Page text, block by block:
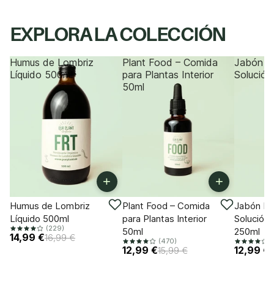
EXPLORA LA COLECCIÓN
Humus de Lombriz
Líquido 500ml
-11%
+
Humus de Lombriz
Líquido 500ml
(229)
14,99 €16,99 €
Plant Food – Comida
para Plantas Interior
50ml
-18%
+
Plant Food – Comida
para Plantas Interior
50ml
(470)
12,99 €15,99 €
Jabón
-18%
Jabón
Solución
250ml
12,99 €